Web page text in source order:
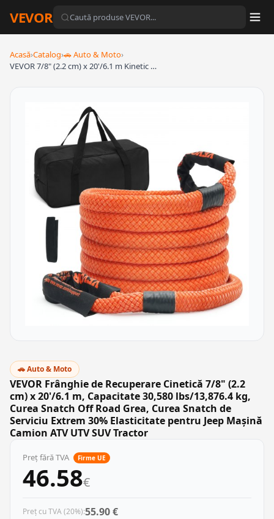
VEVOR
Acasă›Catalog›🚗 Auto & Moto›
VEVOR 7/8" (2.2 cm) x 20'/6.1 m Kinetic …
🚗 Auto & Moto
VEVOR Frânghie de Recuperare Cinetică 7/8" (2.2
cm) x 20'/6.1 m, Capacitate 30,580 lbs/13,876.4 kg,
Curea Snatch Off Road Grea, Curea Snatch de
Serviciu Extrem 30% Elasticitate pentru Jeep Mașină
Camion ATV UTV SUV Tractor
Preț fără TVA Firme UE
46.58€
Preț cu TVA (20%):55.90 €